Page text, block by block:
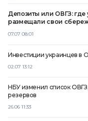
07.07 08:01
Депозиты или ОВГЗ: где
размещали свои
02.07 13:12
Инвестиции украинцев в
26.06 11:33
НБУ изменил список
резервов